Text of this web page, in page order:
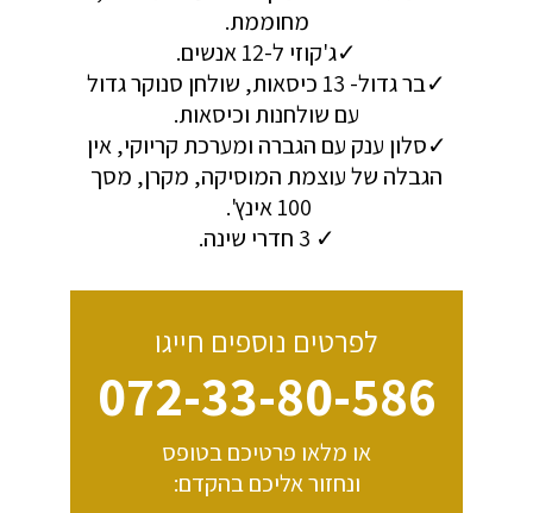
מחוממת.
✓ג'קוזי ל-12 אנשים.
✓בר גדול- 13 כיסאות, שולחן סנוקר גדול
עם שולחנות וכיסאות.
✓סלון ענק עם הגברה ומערכת קריוקי, אין
הגבלה של עוצמת המוסיקה, מקרן, מסך
100 אינץ'.
✓ 3 חדרי שינה.
לפרטים נוספים חייגו
072-33-80-586
או מלאו פרטיכם בטופס
ונחזור אליכם בהקדם: